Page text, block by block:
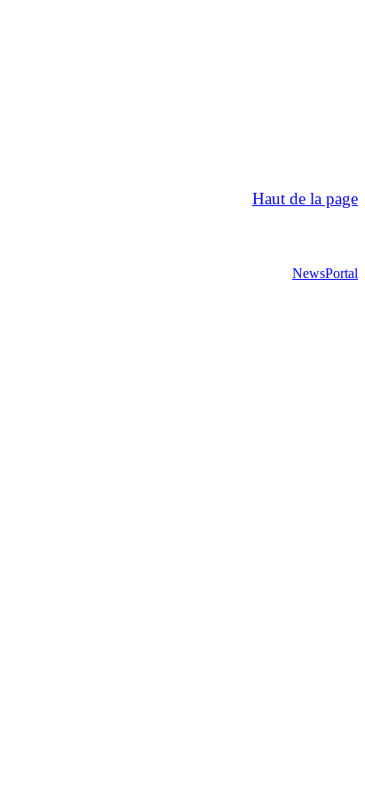
Haut de la page
NewsPortal